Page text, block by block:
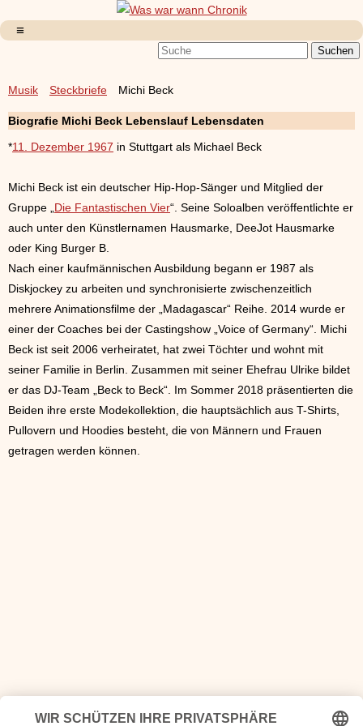
Musik Steckbriefe Michi Beck
Biografie Michi Beck Lebenslauf Lebensdaten
*11. Dezember 1967 in Stuttgart als Michael Beck
Michi Beck ist ein deutscher Hip-Hop-Sänger und Mitglied der
Gruppe „Die Fantastischen Vier“. Seine Soloalben veröffentlichte er
auch unter den Künstlernamen Hausmarke, DeeJot Hausmarke
oder King Burger B.
Nach einer kaufmännischen Ausbildung begann er 1987 als
Diskjockey zu arbeiten und synchronisierte zwischenzeitlich
mehrere Animationsfilme der „Madagascar“ Reihe. 2014 wurde er
einer der Coaches bei der Castingshow „Voice of Germany“. Michi
Beck ist seit 2006 verheiratet, hat zwei Töchter und wohnt mit
seiner Familie in Berlin. Zusammen mit seiner Ehefrau Ulrike bildet
er das DJ-Team „Beck to Beck“. Im Sommer 2018 präsentierten die
Beiden ihre erste Modekollektion, die hauptsächlich aus T-Shirts,
Pullovern und Hoodies besteht, die von Männern und Frauen
getragen werden können.